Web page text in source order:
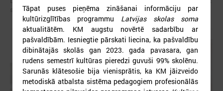
slēgt bez droša alternatīva risinājuma
Tāpat puses pieņēma zināšanai informāciju par
kultūrizglītības programmu Latvijas skolas soma
aktualitātēm. KM augstu novērtē sadarbību ar
pašvaldībām. Iesniegtie pārskati liecina, ka pašvaldību
dibinātajās skolās gan 2023. gada pavasara, gan
rudens semestrī kultūras pieredzi guvuši 99% skolēnu.
Sarunās klātesošie bija vienisprātis, ka KM jāizveido
metodiskā atbalsta sistēma pedagogiem profesionālās